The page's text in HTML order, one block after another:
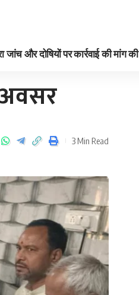
जांच और दोषियों पर कार्रवाई की मांग की
अवसर
3 Min Read